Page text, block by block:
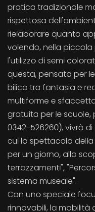
pratica tradizionale
rispettosa
rielaborare quanto
volendo, nella
l'utilizzo di semi
questa, pensata per
bilico tra fantasia e
multiforme e
gratuita per le scuole,
0342-526260), vivrà
cui lo spettacolo della
per un giorno, alla
terrazzamenti",
sistema museale".
Con uno speciale
rinnovabili, la mobilità